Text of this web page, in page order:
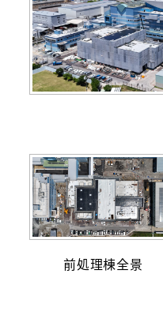
前処理棟全景